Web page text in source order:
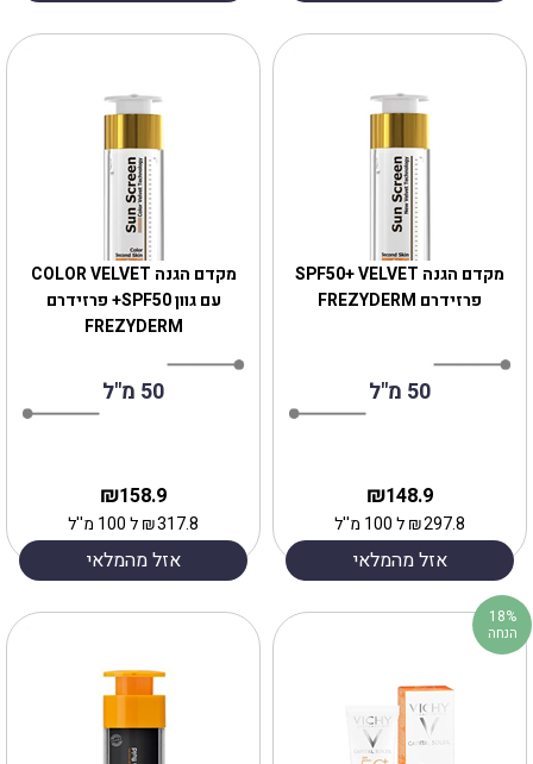
מקדם הגנה COLOR VELVET
עם גוון SPF50+ פרזידרם
FREZYDERM
50 מ"ל
158.9
₪
317.8
₪ל 100 מ''ל
אזל מהמלאי
מקדם הגנה SPF50+ VELVET
פרזידרם FREZYDERM
50 מ"ל
148.9
₪
297.8
₪ל 100 מ''ל
אזל מהמלאי
18%
הנחה